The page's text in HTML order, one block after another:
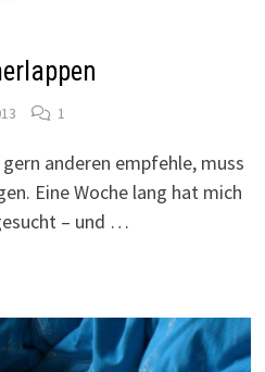
1
anderen empfehle, muss
Eine Woche lang hat mich
– und …